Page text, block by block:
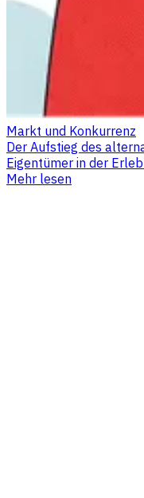
Markt und Konkurrenz
Der Aufstieg des
Eigentümer in der
Mehr lesen